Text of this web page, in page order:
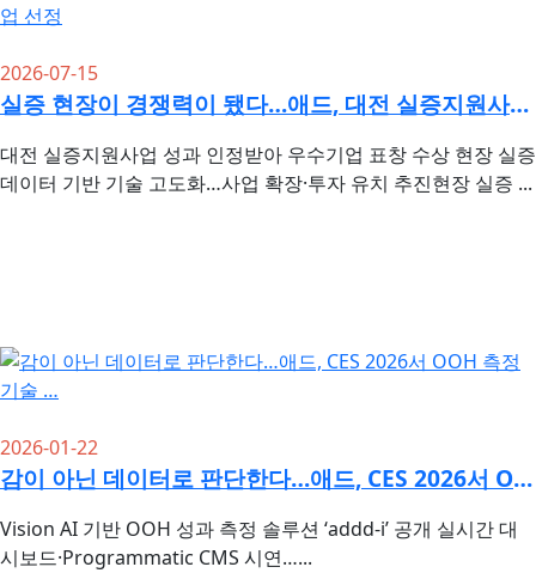
2026-07-15
실증 현장이 경쟁력이 됐다…애드, 대전 실증지원사업 우수기업 선정
대전 실증지원사업 성과 인정받아 우수기업 표창 수상 현장 실증
데이터 기반 기술 고도화…사업 확장·투자 유치 추진현장 실증 ...
2026-01-22
감이 아닌 데이터로 판단한다…애드, CES 2026서 OOH 측정 기술 …
Vision AI 기반 OOH 성과 측정 솔루션 ‘addd-i’ 공개 실시간 대
시보드·Programmatic CMS 시연…...